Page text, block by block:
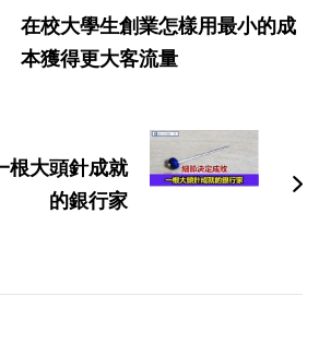
在校大學生創業怎樣用最小的成
本獲得更大客流量
根大頭針成就
的銀行家